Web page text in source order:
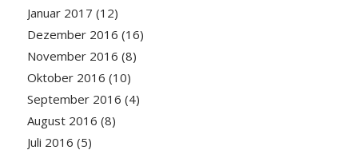
Januar 2017 (12)
Dezember 2016 (16)
November 2016 (8)
Oktober 2016 (10)
September 2016 (4)
August 2016 (8)
Juli 2016 (5)